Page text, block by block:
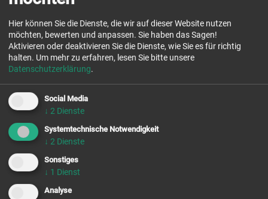
Hier können Sie die Dienste, die wir auf dieser Website nutzen
möchten, bewerten und anpassen. Sie haben das Sagen!
Aktivieren oder deaktivieren Sie die Dienste, wie Sie es für richtig
halten. Um mehr zu erfahren, lesen Sie bitte unsere
Datenschutzerklärung.
Social Media
↓ 2 Dienste
Systemtechnische Notwendigkeit
↓ 2 Dienste
Sonstiges
↓ 1 Dienst
Analyse